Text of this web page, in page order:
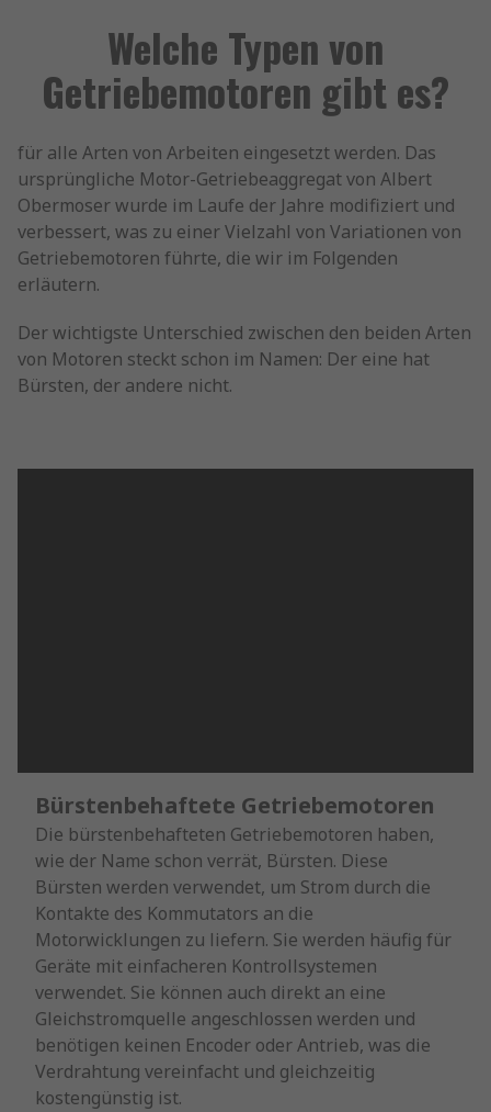
Welche Typen von
Getriebemotoren gibt es?
für alle Arten von Arbeiten eingesetzt werden. Das
ursprüngliche Motor-Getriebeaggregat von Albert
Obermoser wurde im Laufe der Jahre modifiziert und
verbessert, was zu einer Vielzahl von Variationen von
Getriebemotoren führte, die wir im Folgenden
erläutern.
Der wichtigste Unterschied zwischen den beiden Arten
von Motoren steckt schon im Namen: Der eine hat
Bürsten, der andere nicht.
Bürstenbehaftete Getriebemotoren
Die bürstenbehafteten Getriebemotoren haben,
wie der Name schon verrät, Bürsten. Diese
Bürsten werden verwendet, um Strom durch die
Kontakte des Kommutators an die
Motorwicklungen zu liefern. Sie werden häufig für
Geräte mit einfacheren Kontrollsystemen
verwendet. Sie können auch direkt an eine
Gleichstromquelle angeschlossen werden und
benötigen keinen Encoder oder Antrieb, was die
Verdrahtung vereinfacht und gleichzeitig
kostengünstig ist.